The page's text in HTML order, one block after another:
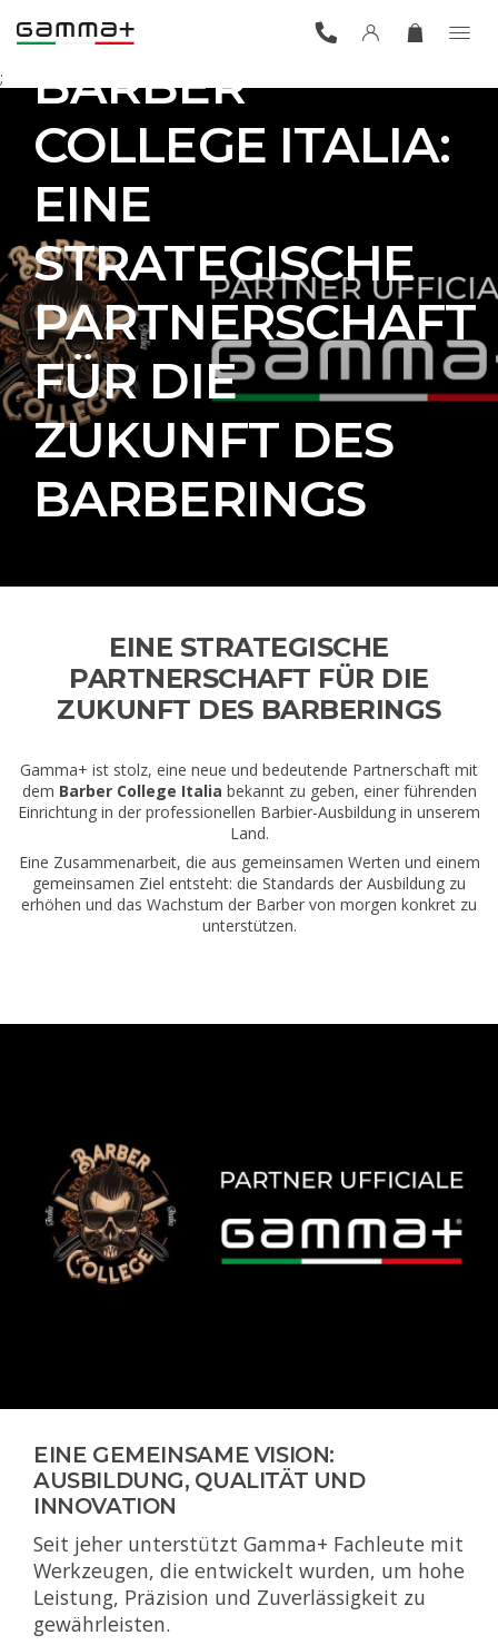
;
GAMMA+ UND
BARBER
COLLEGE ITALIA:
EINE
STRATEGISCHE
PARTNERSCHAFT
FÜR DIE
ZUKUNFT DES
BARBERINGS
EINE STRATEGISCHE
PARTNERSCHAFT FÜR DIE
ZUKUNFT DES BARBERINGS
Gamma+ ist stolz, eine neue und bedeutende Partnerschaft mit
dem Barber College Italia bekannt zu geben, einer führenden
Einrichtung in der professionellen Barbier-Ausbildung in unserem
Land.
Eine Zusammenarbeit, die aus gemeinsamen Werten und einem
gemeinsamen Ziel entsteht: die Standards der Ausbildung zu
erhöhen und das Wachstum der Barber von morgen konkret zu
unterstützen.
EINE GEMEINSAME VISION:
AUSBILDUNG, QUALITÄT UND
INNOVATION
Seit jeher unterstützt Gamma+ Fachleute mit
Werkzeugen, die entwickelt wurden, um hohe
Leistung, Präzision und Zuverlässigkeit zu
gewährleisten.